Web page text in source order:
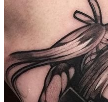
武汉老兵纹身微信